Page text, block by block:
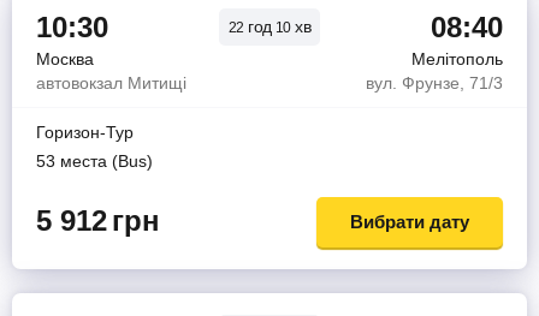
10:30 22 год 10 хв 08:40
Москва
Мелітополь
автовокзал Митищі
вул. Фрунзе, 71/3
Горизон-Тур
53 места (Bus)
5 912грн Вибрати дату